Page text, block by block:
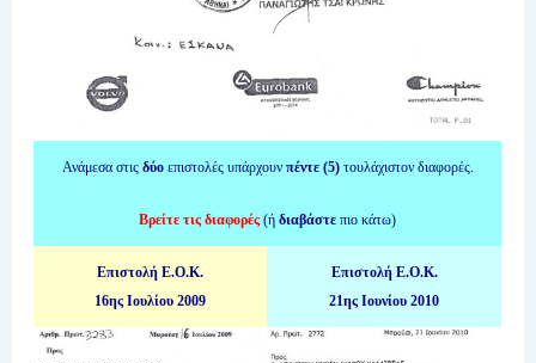
Ανάμεσα στις δύο επιστολές υπάρχουνπέντε (5) τουλάχιστον διαφορές.
Βρείτε τις διαφορές(ή διαβάστεπιο κάτω)
Επιστολή Ε.Ο.Κ.
16ης Ιουλίου 2009
Επιστολή Ε.Ο.Κ.
21ης Ιουνίου 2010